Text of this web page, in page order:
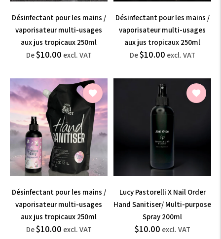
Désinfectant pour les mains /
vaporisateur multi-usages
aux jus tropicaux 250ml
Prix
De$10.00 excl. VAT$12.00
VAT
Désinfectant pour les mains /
vaporisateur multi-usages
aux jus tropicaux 250ml
Prix
De$10.00 excl. VAT$12.00
VAT
Désinfectant pour les mains /
vaporisateur multi-usages
aux jus tropicaux 250ml
Prix
De$10.00 excl. VAT$12.00
Lucy Pastorelli X Nail Order
Hand Sanitiser/ Multi-purpose
Spray 200ml
Prix
$10.00 excl. VAT$12.00